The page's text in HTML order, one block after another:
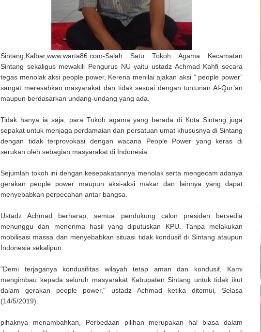
Sintang,Kalbar,www.warta86.com-Salah Satu Tokoh Agama Kecamatan
Sintang sekaligus mewakili Pengurus NU yaitu ustadz Achmad Kahfi secara
tegas menolak aksi people power, Kerena menilai ajakan aksi ” people power”
sangat meresahkan masyarakat dan tidak sesuai dengan tuntunan Al-Qur’an
maupun berdasarkan undang-undang yang ada.
Tidak hanya ia saja, para Tokoh agama yang berada di Kota Sintang juga
sepakat untuk menjaga perdamaian dan persatuan umat khususnya di Sintang
dengan tidak terprovokasi dengan wacana People Power yang keras di
serukan oleh sebagian masyarakat di Indonesia
Sejumlah tokoh ini dengan kesepakatannya menolak serta mengecam adanya
gerakan people power maupun aksi-aksi makar dan lainnya yang dapat
menyebabkan perpecahan antar bangsa.
Ustadz Achmad berharap, semua pendukung calon presiden bersedia
menunggu dan menerima hasil yang diputuskan KPU. Tanpa melakukan
mobilisasi massa dan menyebabkan situasi tidak kondusif di Sintang ataupun
Indonesia sekalipun.
"Demi terjaganya kondusifitas wilayah tetap aman dan kondusif, Kami
mengimbau kepada seluruh masyarakat Kabupaten Sintang untuk tidak ikut
dalam gerakan people power," ustadz Achmad ketika ditemui, Selasa
(14/5/2019).
pihaknya menambahkan, Perbedaan pilihan merupakan hal biasa dalam